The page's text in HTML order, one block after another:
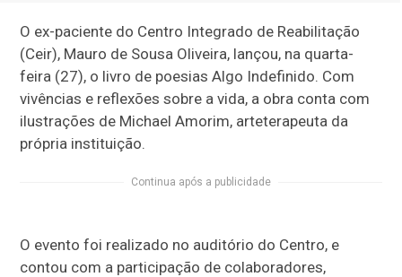
O ex-paciente do Centro Integrado de Reabilitação
(Ceir), Mauro de Sousa Oliveira, lançou, na quarta-
feira (27), o livro de poesias Algo Indefinido. Com
vivências e reflexões sobre a vida, a obra conta com
ilustrações de Michael Amorim, arteterapeuta da
própria instituição.
Continua após a publicidade
O evento foi realizado no auditório do Centro, e
contou com a participação de colaboradores,